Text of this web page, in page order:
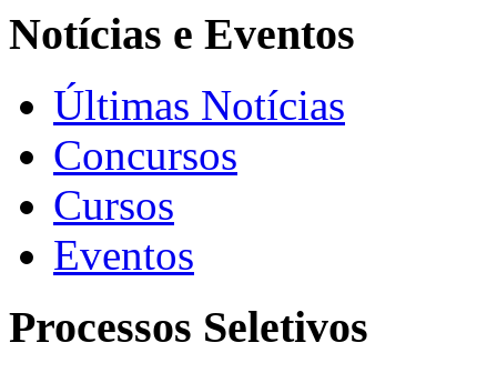
Notícias e Eventos
Últimas Notícias
Concursos
Cursos
Eventos
Processos Seletivos